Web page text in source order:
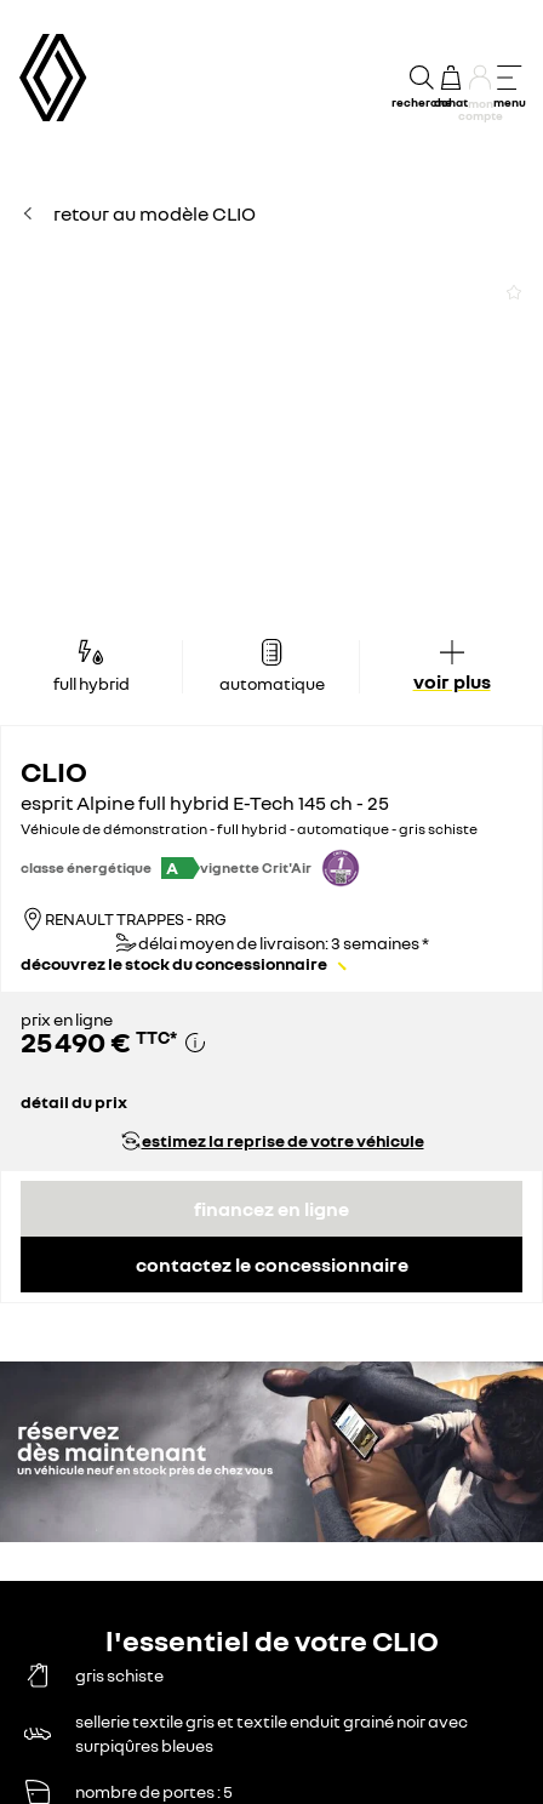
rechercheachatmon
compte
menu
retour au modèle CLIO
full hybrid automatique voir plus
CLIO
esprit Alpine full hybrid E-Tech 145 ch - 25
Véhicule de démonstration - full hybrid - automatique - gris schiste
classe énergétique A vignette Crit'Air
RENAULT TRAPPES - RRG
délai moyen de livraison: 3 semaines *
découvrez le stock du concessionnaire
prix en ligne
25 490 € TTC*
détail du prix
remise concessionnaire déduiteestimez la reprise de votre véhicule
financez en ligne
contactez le concessionnaire
l'essentiel de votre CLIO
gris schiste
sellerie textile gris et textile enduit grainé noir avec
surpiqûres bleues
nombre de portes 5